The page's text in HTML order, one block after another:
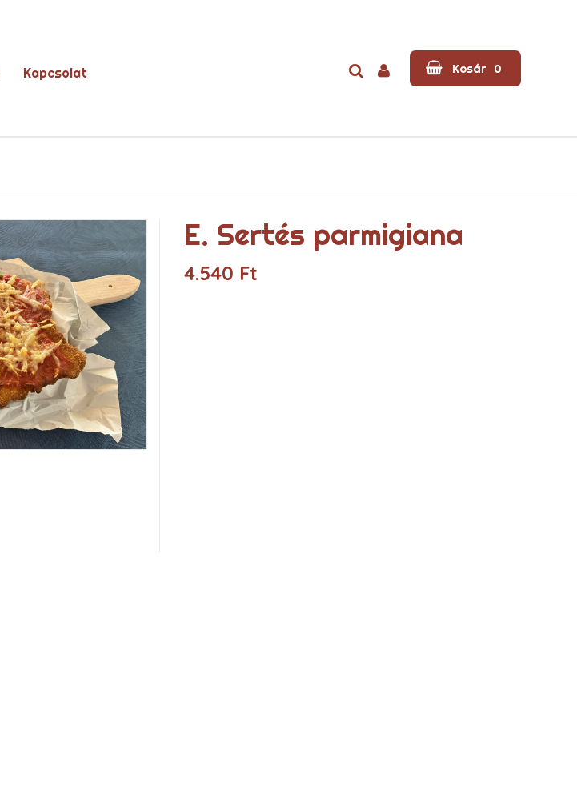
Kapcsolat Kosár 0
E. Sertés parmigiana
4.540 Ft